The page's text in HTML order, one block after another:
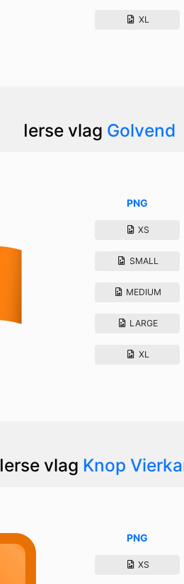
XL
Ierse vlag Golvend
PNG
XS
SMALL
MEDIUM
LARGE
XL
Ierse vlag Knop
PNG
XS